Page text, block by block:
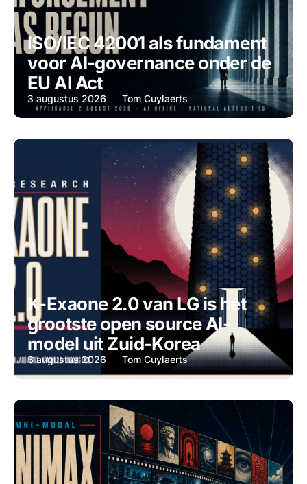
ISO/IEC 42001 als fundament
voor AI-governance onder de
EU AI Act
3 augustus 2026 Tom Cuylaerts
K-Exaone 2.0 van LG is het
grootste open source AI-
model uit Zuid-Korea
3 augustus 2026 Tom Cuylaerts